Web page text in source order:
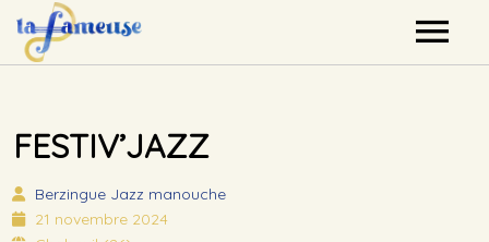
Agenda
Label
FESTIV’JAZZ
Berzingue Jazz manouche
21 novembre 2024